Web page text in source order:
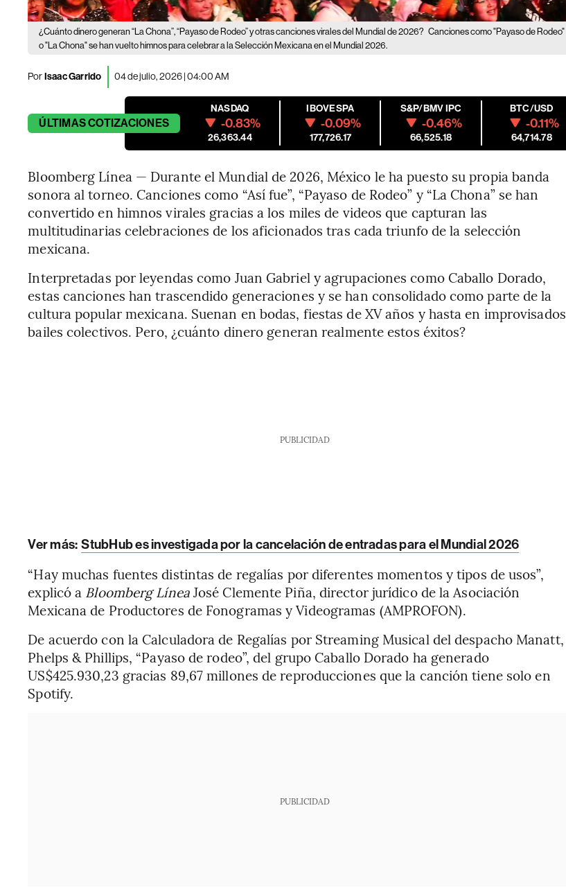
¿Cuánto dinero generan “La Chona”, “Payaso de Rodeo” y otras canciones virales del Mundial de 2026? Canciones como "Payaso de Rodeo"
o "La Chona" se han vuelto himnos para celebrar a la Selección Mexicana en el Mundial 2026.
PorIsaac Garrido 04 de julio, 2026 | 04:00 AM
ÚLTIMASCOTIZACIONES
NASDAQ
-0.83%
26,363.44
IBOVESPA
-0.09%
177,726.17
S&P/BMV IPC
-0.46%
66,525.18
BTC/USD
-0.11%
64,714.78
Bloomberg Línea — Durante el Mundial de 2026, México le ha puesto su propia banda
sonora al torneo. Canciones como “Así fue”, “Payaso de Rodeo” y “La Chona” se han
convertido en himnos virales gracias a los miles de videos que capturan las
multitudinarias celebraciones de los aficionados tras cada triunfo de la selección
mexicana.
Interpretadas por leyendas como Juan Gabriel y agrupaciones como Caballo Dorado,
estas canciones han trascendido generaciones y se han consolidado como parte de la
cultura popular mexicana. Suenan en bodas, fiestas de XV años y hasta en improvisados
bailes colectivos. Pero, ¿cuánto dinero generan realmente estos éxitos?
PUBLICIDAD
Ver más: StubHub es investigada por la cancelación de entradas para el Mundial 2026
“Hay muchas fuentes distintas de regalías por diferentes momentos y tipos de usos”,
explicó a Bloomberg LíneaJosé Clemente Piña, director jurídico de la Asociación
Mexicana de Productores de Fonogramas y Videogramas (AMPROFON).
De acuerdo con la Calculadora de Regalías por Streaming Musical del despacho Manatt,
Phelps & Phillips, “Payaso de rodeo”, del grupo Caballo Dorado ha generado
US$425.930,23 gracias 89,67 millones de reproducciones que la canción tiene solo en
Spotify.
PUBLICIDAD